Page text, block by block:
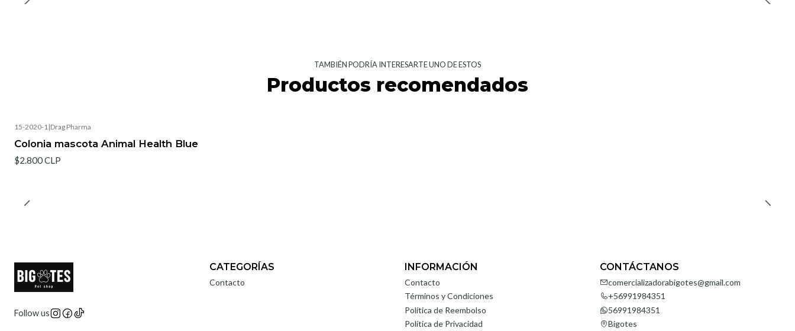
TAMBIÉN PODRÍA INTERESARTE UNO DE ESTOS
Productos recomendados
15-2020-1|Drag Pharma
Colonia mascota Animal Health Blue
$2.800 CLP
Follow us
CATEGORÍAS
Contacto
INFORMACIÓN
Contacto
Términos y Condiciones
Política de Reembolso
Política de Privacidad
CONTÁCTANOS
comercializadorabigotes@gmail.com
+56991984351
56991984351
Bigotes